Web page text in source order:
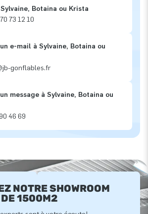
Botaina ou Krista
73 12 10
e-mail à Sylvaine, Botaina ou
gonflables.fr
message à Sylvaine, Botaina ou
46 69
NOTRE SHOWROOM
DE 1500M2